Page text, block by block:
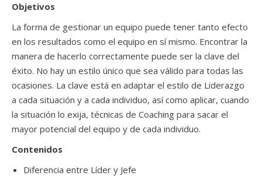
Objetivos
La forma de gestionar un equipo puede tener tanto efecto
en los resultados como el equipo en sí mismo. Encontrar la
manera de hacerlo correctamente puede ser la clave del
éxito. No hay un estilo único que sea válido para todas las
ocasiones. La clave está en adaptar el estilo de Liderazgo
a cada situación y a cada individuo, así como aplicar, cuando
la situación lo exija, técnicas de Coaching para sacar el
mayor potencial del equipo y de cada individuo.
Contenidos
Diferencia entre Líder y Jefe